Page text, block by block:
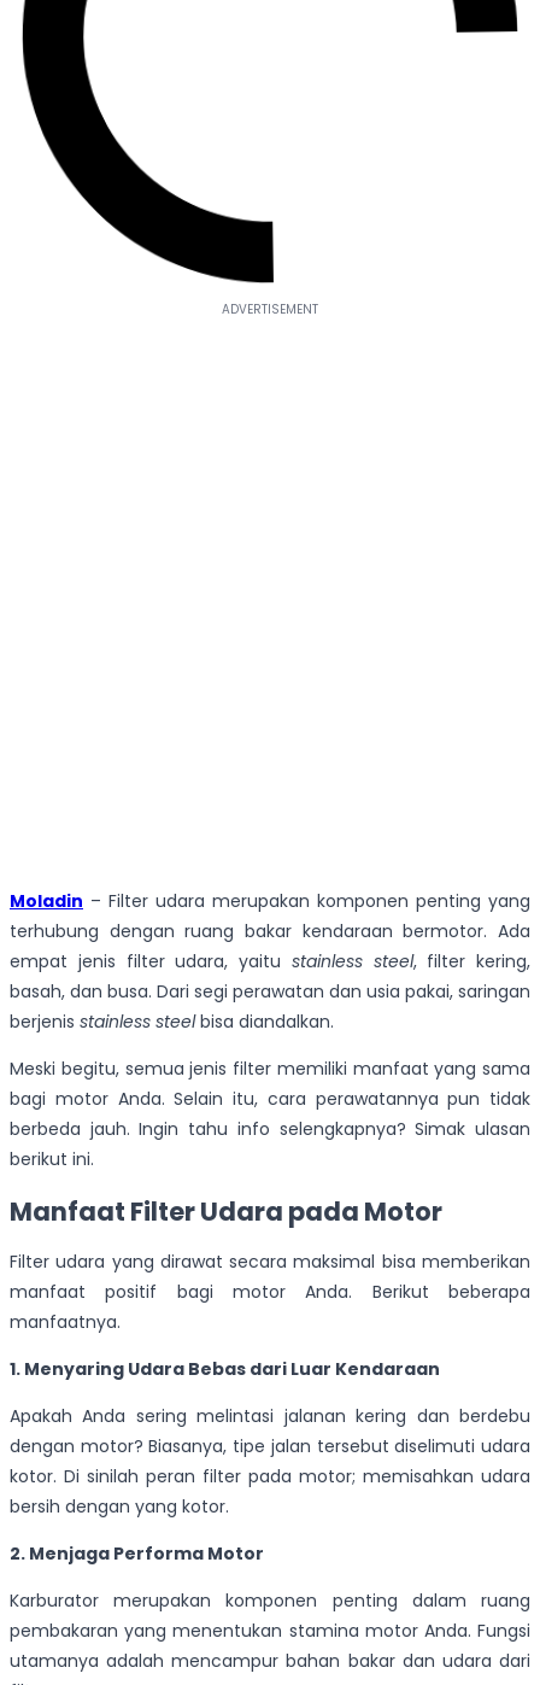
Moladin – Filter udara merupakan komponen penting yang
terhubung dengan ruang bakar kendaraan bermotor. Ada
empat jenis filter udara, yaitu stainless steel, filter kering,
basah, dan busa. Dari segi perawatan dan usia pakai, saringan
berjenis stainless steelbisa diandalkan.
Meski begitu, semua jenis filter memiliki manfaat yang sama
bagi motor Anda. Selain itu, cara perawatannya pun tidak
berbeda jauh. Ingin tahu info selengkapnya? Simak ulasan
berikut ini.
Manfaat Filter Udara pada Motor
Filter udara yang dirawat secara maksimal bisa memberikan
manfaat positif bagi motor Anda. Berikut beberapa
manfaatnya.
1. Menyaring Udara Bebas dari Luar Kendaraan
Apakah Anda sering melintasi jalanan kering dan berdebu
dengan motor? Biasanya, tipe jalan tersebut diselimuti udara
kotor. Di sinilah peran filter pada motor; memisahkan udara
bersih dengan yang kotor.
2. Menjaga Performa Motor
Karburator merupakan komponen penting dalam ruang
pembakaran yang menentukan stamina motor Anda. Fungsi
utamanya adalah mencampur bahan bakar dan udara dari